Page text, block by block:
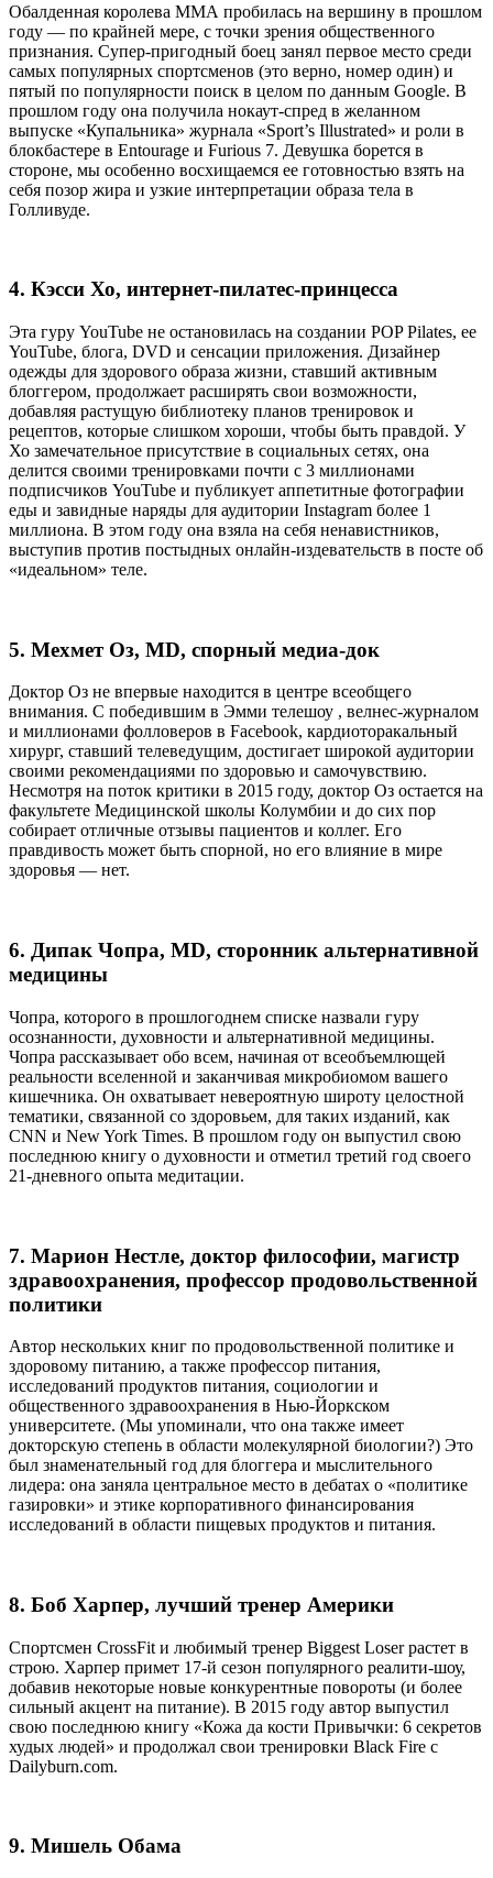
Обалденная королева ММА пробилась на вершину в прошлом
году — по крайней мере, с точки зрения общественного
признания. Супер-пригодный боец занял первое место среди
самых популярных спортсменов (это верно, номер один) и
пятый по популярности поиск в целом по данным Google. В
прошлом году она получила нокаут-спред в желанном
выпуске «Купальника» журнала «Sport’s Illustrated» и роли в
блокбастере в Entourage и Furious 7. Девушка борется в
стороне, мы особенно восхищаемся ее готовностью взять на
себя позор жира и узкие интерпретации образа тела в
Голливуде.
4. Кэсси Хо, интернет-пилатес-принцесса
Эта гуру YouTube не остановилась на создании POP Pilates, ее
YouTube, блога, DVD и сенсации приложения. Дизайнер
одежды для здорового образа жизни, ставший активным
блоггером, продолжает расширять свои возможности,
добавляя растущую библиотеку планов тренировок и
рецептов, которые слишком хороши, чтобы быть правдой. У
Хо замечательное присутствие в социальных сетях, она
делится своими тренировками почти с 3 миллионами
подписчиков YouTube и публикует аппетитные фотографии
еды и завидные наряды для аудитории Instagram более 1
миллиона. В этом году она взяла на себя ненавистников,
выступив против постыдных онлайн-издевательств в посте об
«идеальном» теле.
5. Мехмет Оз, MD, спорный медиа-док
Доктор Оз не впервые находится в центре всеобщего
внимания. С победившим в Эмми телешоу , велнес-журналом
и миллионами фолловеров в Facebook, кардиоторакальный
хирург, ставший телеведущим, достигает широкой аудитории
своими рекомендациями по здоровью и самочувствию.
Несмотря на поток критики в 2015 году, доктор Оз остается на
факультете Медицинской школы Колумбии и до сих пор
собирает отличные отзывы пациентов и коллег. Его
правдивость может быть спорной, но его влияние в мире
здоровья — нет.
6. Дипак Чопра, MD, сторонник альтернативной
медицины
Чопра, которого в прошлогоднем списке назвали гуру
осознанности, духовности и альтернативной медицины.
Чопра рассказывает обо всем, начиная от всеобъемлющей
реальности вселенной и заканчивая микробиомом вашего
кишечника. Он охватывает невероятную широту целостной
тематики, связанной со здоровьем, для таких изданий, как
CNN и New York Times. В прошлом году он выпустил свою
последнюю книгу о духовности и отметил третий год своего
21-дневного опыта медитации.
7. Марион Нестле, доктор философии, магистр
здравоохранения, профессор продовольственной
политики
Автор нескольких книг по продовольственной политике и
здоровому питанию, а также профессор питания,
исследований продуктов питания, социологии и
общественного здравоохранения в Нью-Йоркском
университете. (Мы упоминали, что она также имеет
докторскую степень в области молекулярной биологии?) Это
был знаменательный год для блоггера и мыслительного
лидера: она заняла центральное место в дебатах о «политике
газировки» и этике корпоративного финансирования
исследований в области пищевых продуктов и питания.
8. Боб Харпер, лучший тренер Америки
Спортсмен CrossFit и любимый тренер Biggest Loser растет в
строю. Харпер примет 17-й сезон популярного реалити-шоу,
добавив некоторые новые конкурентные повороты (и более
сильный акцент на питание). В 2015 году автор выпустил
свою последнюю книгу «Кожа да кости Привычки: 6 секретов
худых людей» и продолжал свои тренировки Black Fire с
Dailyburn.com.
9. Мишель Обама